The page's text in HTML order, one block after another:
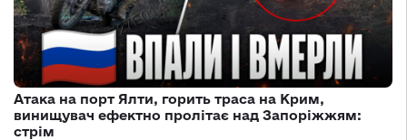
Атака на порт Ялти, горить траса на Крим,
винищувач ефектно пролітає над Запоріжжям:
стрім